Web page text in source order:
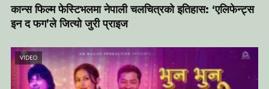
कान्स फिल्म फेस्टिभलमा नेपाली चलचित्रको इतिहास: ‘एलिफेन्ट्स
इन द फग’ले जित्यो जुरी प्राइज
VIDEO